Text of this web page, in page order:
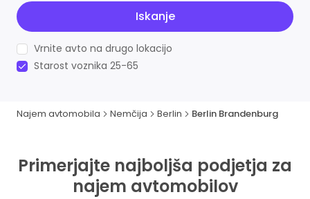
Iskanje
Vrnite avto na drugo lokacijo
Starost voznika 25-65
Najem avtomobila Nemčija Berlin Berlin Brandenburg
Primerjajte najboljša podjetja za
najem avtomobilov